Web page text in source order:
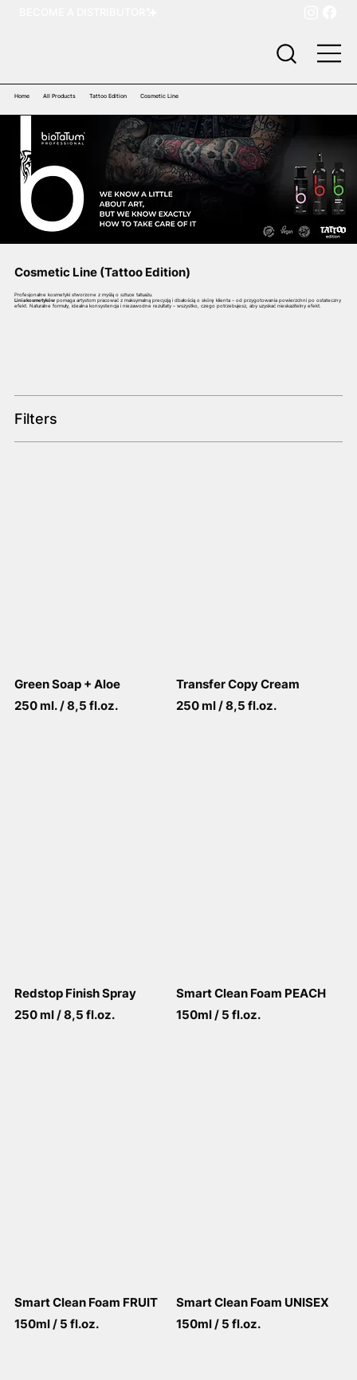
Home All Products Tattoo Edition Cosmetic Line
Cosmetic Line (Tattoo Edition)
Profesjonalne kosmetyki stworzone z myślą o sztuce tatuażu.
Linia kosmetykówpomaga artystom pracować z maksymalną precyzją i dbałością o skórę klienta – od przygotowania powierzchni po ostateczny
efekt. Naturalne formuły, idealna konsystencja i niezawodne rezultaty – wszystko, czego potrzebujesz, aby uzyskać nieskazitelny efekt.
Filters
Green Soap + Aloe
250 ml. / 8,5 fl.oz.
Transfer Copy Cream
250 ml / 8,5 fl.oz.
Redstop Finish Spray
250 ml / 8,5 fl.oz.
Smart Clean Foam PEACH
150ml / 5 fl.oz.
Smart Clean Foam FRUIT
150ml / 5 fl.oz.
Smart Clean Foam UNISEX
150ml / 5 fl.oz.